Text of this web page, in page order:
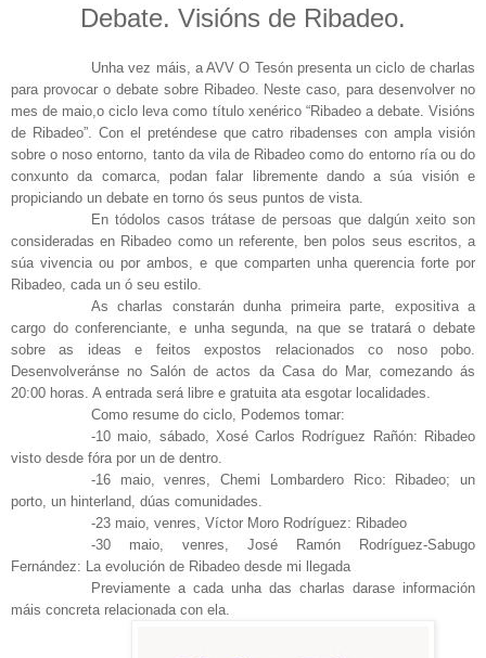
Debate. Visións de Ribadeo.
Unha vez máis, a AVV O Tesón presenta un ciclo de charlas
para provocar o debate sobre Ribadeo. Neste caso, para desenvolver no
mes de maio,o ciclo leva como título xenérico “Ribadeo a debate. Visións
de Ribadeo”. Con el preténdese que catro ribadenses con ampla visión
sobre o noso entorno, tanto da vila de Ribadeo como do entorno ría ou do
conxunto da comarca, podan falar libremente dando a súa visión e
propiciando un debate en torno ós seus puntos de vista.
En tódolos casos trátase de persoas que dalgún xeito son
consideradas en Ribadeo como un referente, ben polos seus escritos, a
súa vivencia ou por ambos, e que comparten unha querencia forte por
Ribadeo, cada un ó seu estilo.
As charlas constarán dunha primeira parte, expositiva a
cargo do conferenciante, e unha segunda, na que se tratará o debate
sobre as ideas e feitos expostos relacionados co noso pobo.
Desenvolveránse no Salón de actos da Casa do Mar, comezando ás
20:00 horas. A entrada será libre e gratuita ata esgotar localidades.
Como resume do ciclo, Podemos tomar:
-10 maio, sábado, Xosé Carlos Rodríguez Rañón: Ribadeo
visto desde fóra por un de dentro.
-16 maio, venres, Chemi Lombardero Rico: Ribadeo; un
porto, un hinterland, dúas comunidades.
-23 maio, venres, Víctor Moro Rodríguez: Ribadeo
-30 maio, venres, José Ramón Rodríguez-Sabugo
Fernández: La evolución de Ribadeo desde mi llegada
Previamente a cada unha das charlas darase información
máis concreta relacionada con ela.